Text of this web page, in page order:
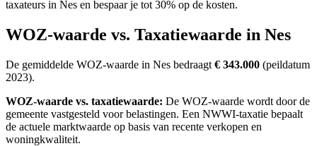
taxateurs in Nes en bespaar je tot 30% op de kosten.
WOZ-waarde vs. Taxatiewaarde in Nes
De gemiddelde WOZ-waarde in Nes bedraagt € 343.000 (peildatum
2023).
WOZ-waarde vs. taxatiewaarde: De WOZ-waarde wordt door de
gemeente vastgesteld voor belastingen. Een NWWI-taxatie bepaalt
de actuele marktwaarde op basis van recente verkopen en
woningkwaliteit.